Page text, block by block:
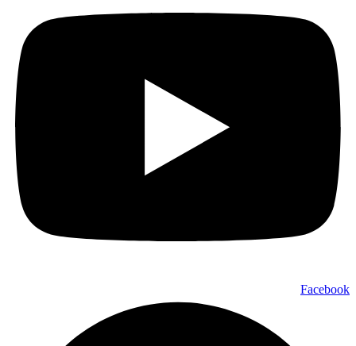
Facebook